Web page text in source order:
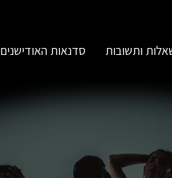
ותשובות סדנאות האודישנים